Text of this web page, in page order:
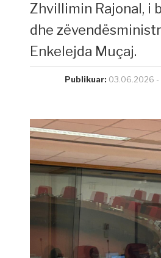
Zhvillimin Rajonal, i
dhe
Enkelejda Muçaj.
Publikuar: 03.06.2026 -